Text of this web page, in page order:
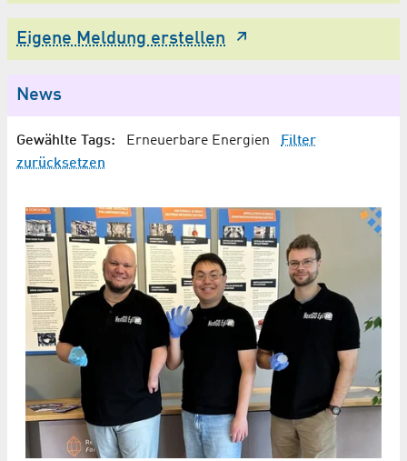
Eigene Meldung erstellen
News
Gewählte Tags: Erneuerbare Energien
Filter
zurücksetzen